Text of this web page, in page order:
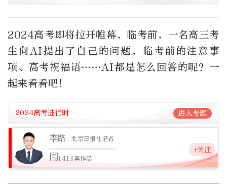
2024高考即将拉开帷幕，临考前，一名高三考
生向AI提出了自己的问题，临考前的注意事
项、高考祝福语……AI都是怎么回答的呢？一
起来看看吧！
2024高考进行时 进入专题
李路 北京日报社记者
1413篇作品
+关注